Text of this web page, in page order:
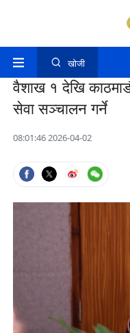
खोजी
वैशाख १ देखि
सेवा सञ्चालन गर्ने
08:01:46 2026-04-02